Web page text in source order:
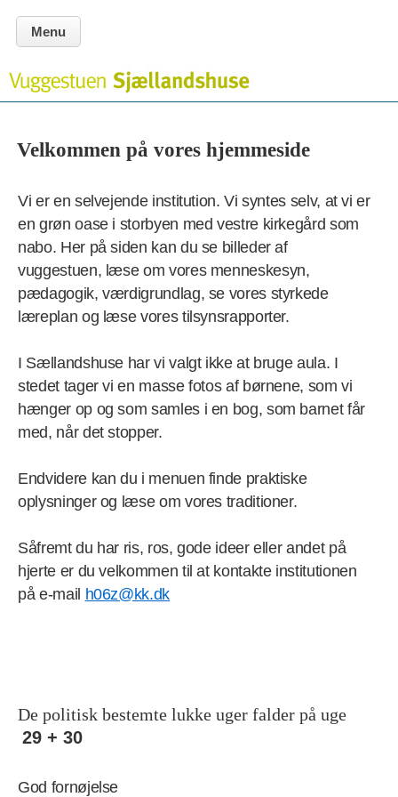
Menu
Velkommen på vores hjemmeside
Vi er en selvejende institution. Vi syntes selv, at vi er
en grøn oase i storbyen med vestre kirkegård som
nabo. Her på siden kan du se billeder af
vuggestuen, læse om vores menneskesyn,
pædagogik, værdigrundlag, se vores styrkede
læreplan og læse vores tilsynsrapporter.
I Sællandshuse har vi valgt ikke at bruge aula. I
stedet tager vi en masse fotos af børnene, som vi
hænger op og som samles i en bog, som barnet får
med, når det stopper.
Endvidere kan du i menuen finde praktiske
oplysninger og læse om vores traditioner.
Såfremt du har ris, ros, gode ideer eller andet på
hjerte er du velkommen til at kontakte institutionen
på e-mail h06z@kk.dk
De politisk bestemte lukke uger falder på uge
29 + 30
God fornøjelse